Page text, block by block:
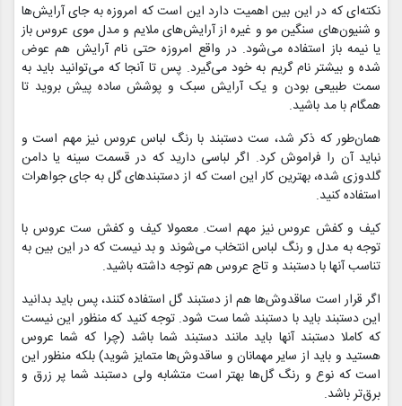
نکته‌ای که در این بین اهمیت دارد این است که امروزه به جای آرایش‌ها
و شنیون‌های سنگین مو و غیره از آرایش‌های ملایم و مدل موی عروس باز
یا نیمه باز استفاده می‌شود. در واقع امروزه حتی نام آرایش هم عوض
شده و بیشتر نام گریم به خود می‌گیرد. پس تا آنجا که می‌توانید باید به
سمت طبیعی بودن و یک آرایش سبک و پوشش ساده پیش بروید تا
همگام با مد باشید.
همان‌طور که ذکر شد، ست دستبند با رنگ لباس عروس نیز مهم است و
نباید آن را فراموش کرد. اگر لباسی دارید که در قسمت سینه یا دامن
گلدوزی شده، بهترین کار این است که از دستبند‌های گل به جای جواهرات
استفاده کنید.
کیف و کفش عروس نیز مهم است. معمولا کیف و کفش ست عروس با
توجه به مدل و رنگ لباس انتخاب می‌شوند و بد نیست که در این بین به
تناسب آنها با دستبند و تاج عروس هم توجه داشته باشید.
اگر قرار است ساقدوش‌ها هم از دستبند گل استفاده کنند، پس باید بدانید
این دستبند باید با دستبند شما ست شود. توجه کنید که منظور این نیست
که کاملا دستبند آنها باید مانند دستبند شما باشد (چرا که شما عروس
هستید و باید از سایر مهمانان و ساقدوش‌ها متمایز شوید) بلکه منظور این
است که نوع و رنگ گل‌ها بهتر است متشابه ولی دستبند شما پر زرق و
برق‌تر باشد.